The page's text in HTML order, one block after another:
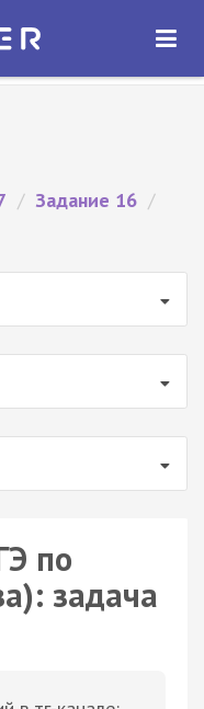
ОТКРЫТЬ
/ Задание 16 /
по
задача